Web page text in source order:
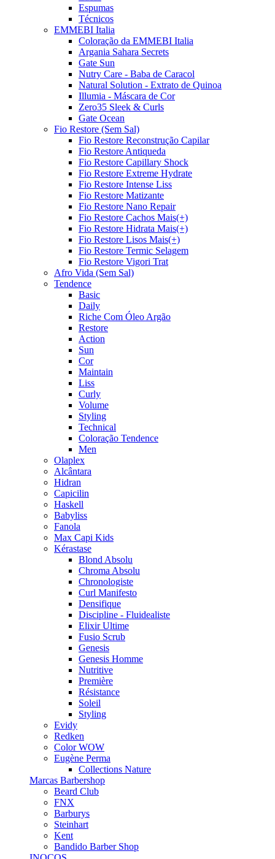
Espumas
Técnicos
EMMEBI Italia
Coloração da EMMEBI Italia
Argania Sahara Secrets
Gate Sun
Nutry Care - Baba de Caracol
Natural Solution - Extrato de Quinoa
Illumia - Máscara de Cor
Zero35 Sleek & Curls
Gate Ocean
Fio Restore (Sem Sal)
Fio Restore Reconstrução Capilar
Fio Restore Antiqueda
Fio Restore Capillary Shock
Fio Restore Extreme Hydrate
Fio Restore Intense Liss
Fio Restore Matizante
Fio Restore Nano Repair
Fio Restore Cachos Mais(+)
Fio Restore Hidrata Mais(+)
Fio Restore Lisos Mais(+)
Fio Restore Termic Selagem
Fio Restore Vigori Trat
Afro Vida (Sem Sal)
Tendence
Basic
Daily
Riche Com Óleo Argão
Restore
Action
Sun
Cor
Maintain
Liss
Curly
Volume
Styling
Technical
Coloração Tendence
Men
Olaplex
Alcântara
Hidran
Capicilin
Haskell
Babyliss
Fanola
Max Capi Kids
Kérastase
Blond Absolu
Chroma Absolu
Chronologiste
Curl Manifesto
Densifique
Discipline - Fluidealiste
Elixir Ultime
Fusio Scrub
Genesis
Genesis Homme
Nutritive
Première
Résistance
Soleil
Styling
Evidy
Redken
Color WOW
Eugène Perma
Collections Nature
Marcas Barbershop
Beard Club
FNX
Barburys
Steinhart
Kent
Bandido Barber Shop